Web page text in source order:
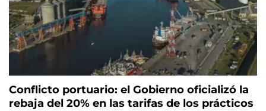
Conflicto portuario: el Gobierno oficializó la
rebaja del 20% en las tarifas de los prácticos